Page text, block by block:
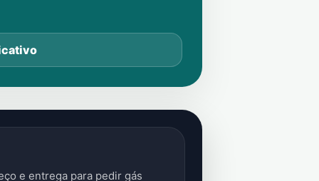
e entrega para pedir gás